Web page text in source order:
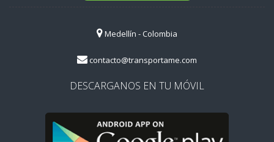
Medellín - Colombia
contacto@transportame.com
DESCARGANOS EN TU MÓVIL